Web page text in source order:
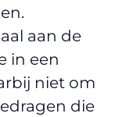
aan de
in een
niet om
die